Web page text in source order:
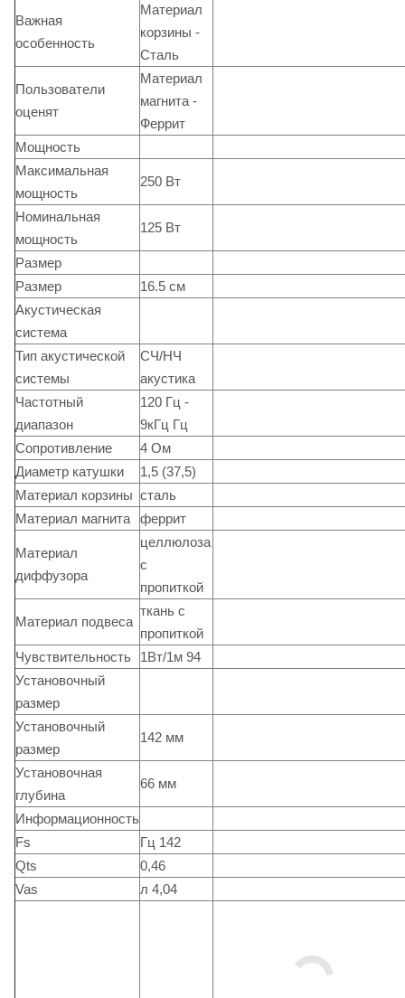
Важная
особенность
Материал
корзины -
Сталь
Пользователи
оценят
Материал
магнита -
Феррит
Мощность
Максимальная
мощность
250 Вт
Номинальная
мощность
125 Вт
Размер
Размер
16.5 см
Акустическая
система
Тип акустической
системы
СЧ/НЧ
акустика
Частотный
диапазон
120 Гц -
9кГц Гц
Сопротивление
4 Ом
Диаметр катушки
1,5 (37,5)
Материал корзины сталь
Материал магнита
феррит
Материал
диффузора
целлюлоза
с
пропиткой
Материал подвеса
ткань с
пропиткой
Чувствительность
1Вт/1м 94
Установочный
размер
Установочный
размер
142 мм
Установочная
глубина
66 мм
Информационность
Fs
Гц 142
Qts
0,46
Vas
л 4,04